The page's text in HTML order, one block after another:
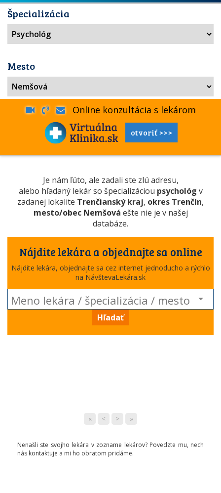
Špecializácia
Mesto
Online konzultácia s lekárom
otvoriť >>>
Je nám ľúto, ale zadali ste zlú adresu,
alebo hľadaný lekár so špecializáciou psychológ v
zadanej lokalite Trenčianský kraj, okres Trenčín,
mesto/obec Nemšová ešte nie je v našej
databáze.
Nájdite lekára a objednajte sa online
Nájdite lekára, objednajte sa cez internet jednoducho a rýchlo
na NávštevaLekára.sk
Hľadať
« < > »
Nenašli ste svojho lekára v zozname lekárov? Povedzte mu, nech
nás kontaktuje a mi ho obratom pridáme.